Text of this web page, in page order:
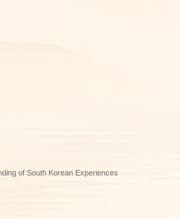
of South Korean Experiences